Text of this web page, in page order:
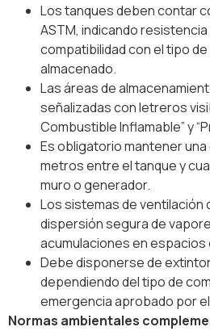
Los tanques deben contar
ASTM, indicando
compatibilidad con el tipo
almacenado.
Las áreas de
señalizadas con letreros
Combustible Inflamable” y
Es obligatorio mantener una
metros entre el tanque y
muro o generador.
Los sistemas de ventilación
dispersión segura de
acumulaciones en
Debe disponerse de
dependiendo del tipo de
emergencia aprobado por el
Normas ambientales